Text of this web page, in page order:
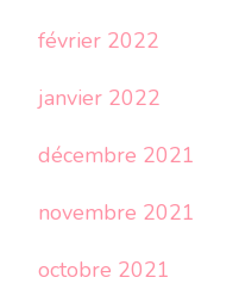
février 2022
janvier 2022
décembre 2021
novembre 2021
octobre 2021